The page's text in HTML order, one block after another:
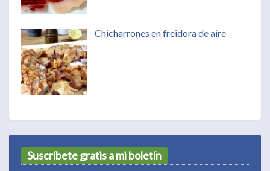
Chicharrones en freidora de aire
Suscríbete gratis a mi boletín